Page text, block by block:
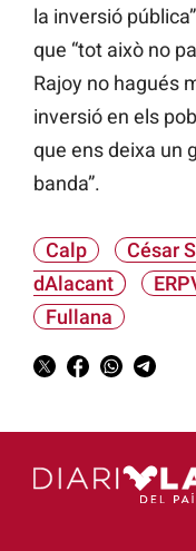
la inversió
que “tot això no
Rajoy no hagués
inversió en els
que ens deixa un
banda”.
Calp César
dAlacant
Fullana